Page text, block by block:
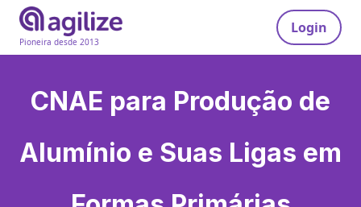
Pioneira desde 2013
Login
CNAE para Produção de
Alumínio e Suas Ligas em